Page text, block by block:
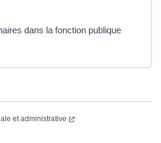
dans la fonction publique
nouvel onglet)
et administrative (ouverture dans un